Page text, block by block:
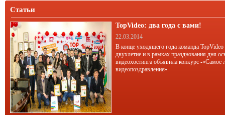
Статьи
TopVideo: два года с вами!
22.03.2014
В конце уходящего года команда TopVideo
двухлетие и в рамках празднования дня
видеохостинга объявила конкурс -«Самое
видеопоздравление».